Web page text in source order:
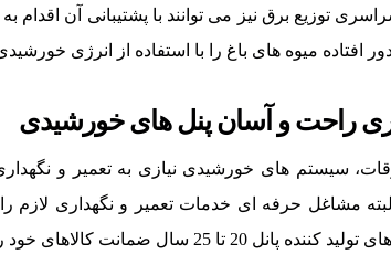
توزیع برق نیز می توانند با پشتیبانی آن اقدام
افتاده میوه های باغ را با استفاده از انرژی
راحت و آسان پنل های خورشیدی
سیستم های خورشیدی نیازی به تعمیر و
مشاغل حرفه ای خدمات تعمیر و نگهداری لازم
20 تا 25 سال ضمانت کالاهای خود را ارائه می دهند.